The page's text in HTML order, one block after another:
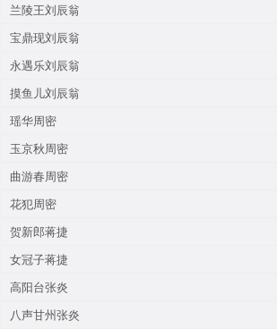
兰陵王刘辰翁
宝鼎现刘辰翁
永遇乐刘辰翁
摸鱼儿刘辰翁
瑶华周密
玉京秋周密
曲游春周密
花犯周密
贺新郎蒋捷
女冠子蒋捷
高阳台张炎
八声甘州张炎